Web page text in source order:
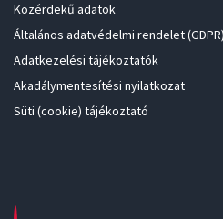
Közérdekű adatok
Általános adatvédelmi rendelet (GDPR)
Adatkezelési tájékoztatók
Akadálymentesítési nyilatkozat
Süti (cookie) tájékoztató